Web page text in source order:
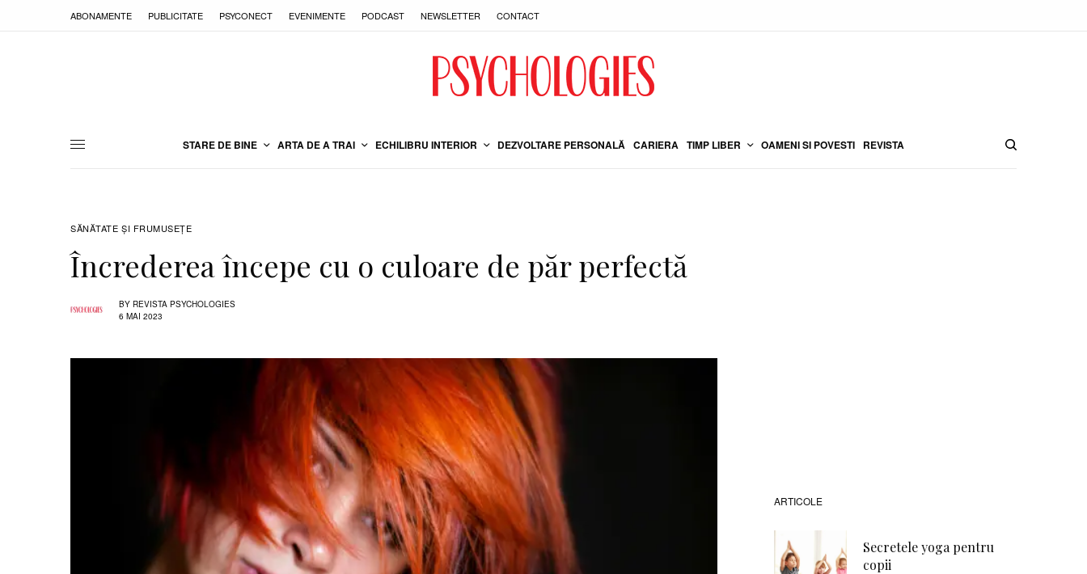
ABONAMENTE PUBLICITATE PSYCONECT EVENIMENTE PODCAST NEWSLETTER CONTACT
STARE DE BINE ARTA DE A TRAI ECHILIBRU INTERIOR DEZVOLTARE PERSONALĂ CARIERA TIMP LIBER OAMENI SI POVESTI REVISTA
SĂNĂTATE ŞI FRUMUSEȚE
Încrederea începe cu o culoare de păr perfectă
BY REVISTA PSYCHOLOGIES
6 MAI 2023
ARTICOLE
Secretele yoga pentru
copii